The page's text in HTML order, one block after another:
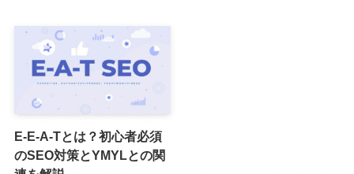
E-E-A-Tとは？初心者必須
のSEO対策とYMYLとの関